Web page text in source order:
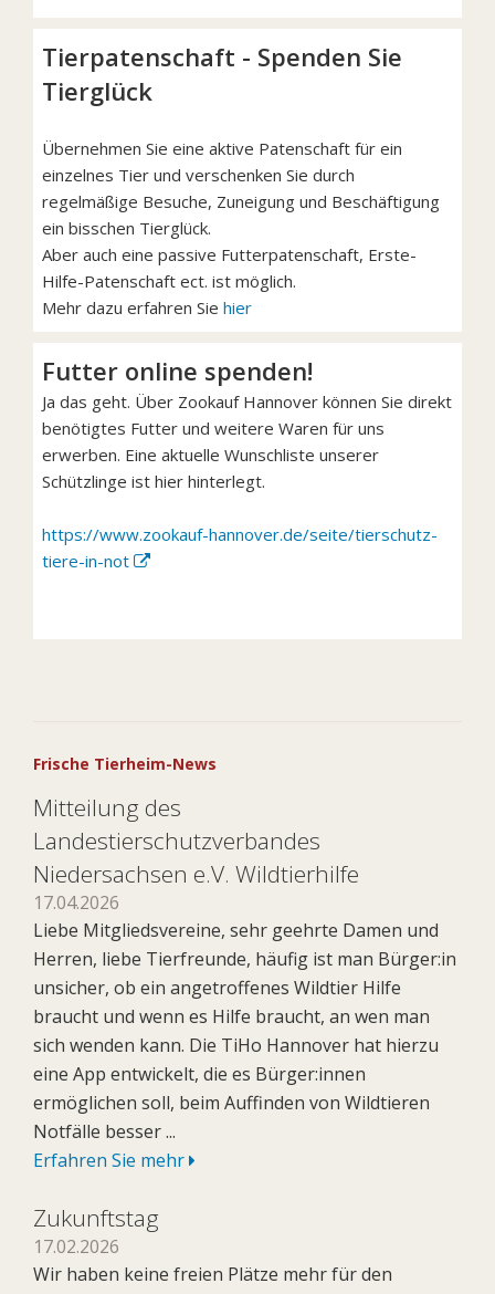
Tierpatenschaft - Spenden Sie
Tierglück
Übernehmen Sie eine aktive Patenschaft für ein
einzelnes Tier und verschenken Sie durch
regelmäßige Besuche, Zuneigung und Beschäftigung
ein bisschen Tierglück.
Aber auch eine passive Futterpatenschaft, Erste-
Hilfe-Patenschaft ect. ist möglich.
Mehr dazu erfahren Sie hier
Futter online spenden!
Ja das geht. Über Zookauf Hannover können Sie direkt
benötigtes Futter und weitere Waren für uns
erwerben. Eine aktuelle Wunschliste unserer
Schützlinge ist hier hinterlegt.
https://www.zookauf-hannover.de/seite/tierschutz-
tiere-in-not
Frische Tierheim-News
Mitteilung des
Landestierschutzverbandes
Niedersachsen e.V. Wildtierhilfe
17.04.2026
Liebe Mitgliedsvereine, sehr geehrte Damen und
Herren, liebe Tierfreunde, häufig ist man Bürger:in
unsicher, ob ein angetroffenes Wildtier Hilfe
braucht und wenn es Hilfe braucht, an wen man
sich wenden kann. Die TiHo Hannover hat hierzu
eine App entwickelt, die es Bürger:innen
ermöglichen soll, beim Auffinden von Wildtieren
Notfälle besser ...
Erfahren Sie mehr
Zukunftstag
17.02.2026
Wir haben keine freien Plätze mehr für den